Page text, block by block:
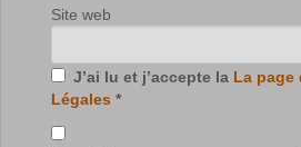
Site web
J’ai lu et j’accepte la La page
Légales *